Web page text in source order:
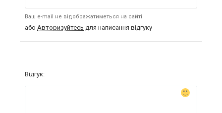
Ваш e-mail не відображатиметься на сайті
або Авторизуйтесь для написання відгуку
Відгук: